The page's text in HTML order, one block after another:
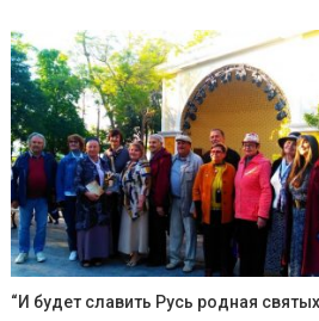
“И будет славить Русь родная